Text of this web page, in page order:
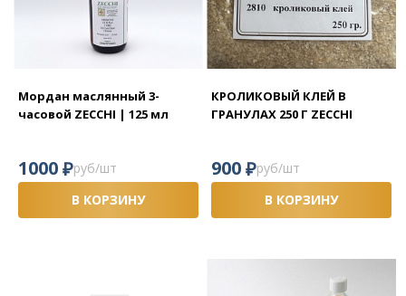
Мордан маслянный 3-
часовой ZECCHI | 125 мл
1000₽руб/шт
В КОРЗИНУ
КРОЛИКОВЫЙ КЛЕЙ В
ГРАНУЛАХ 250 Г ZECCHI
900₽руб/шт
В КОРЗИНУ